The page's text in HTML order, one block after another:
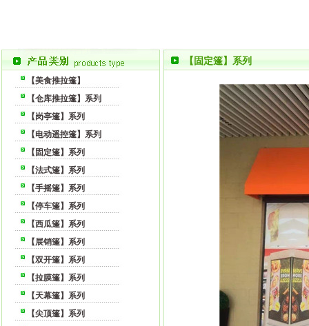
【美食推拉篷】
【仓库推拉篷】系列
【岗亭篷】系列
【电动遥控篷】系列
【固定篷】系列
【法式篷】系列
【手摇篷】系列
【停车篷】系列
【西瓜篷】系列
【展销篷】系列
【双开篷】系列
【拉膜篷】系列
【天幕篷】系列
【尖顶篷】系列
【固定篷】系列